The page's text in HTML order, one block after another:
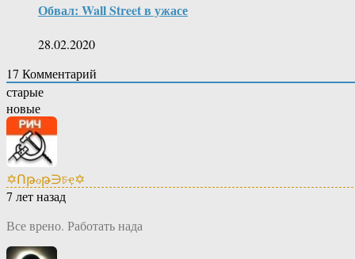
Обвал: Wall Street в ужасе
28.02.2020
17 Комментарий
старые
новые
✡Ոթℴթ∋চҿ✡
7 лет назад
Все врено. Работать нада